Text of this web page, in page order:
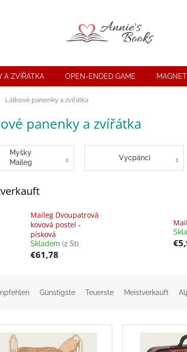
A ZVÍŘÁTKA OPEN-ENDED GAME
Látkové panenky a zvířátka
panenky a zvířátka
Myšky
Maileg
Vycpánci
Maileg Dvoupatrová
kovová postel -
písková
Skladem (2 St)
€61,78
Günstigste Teuerste Meistverkauft